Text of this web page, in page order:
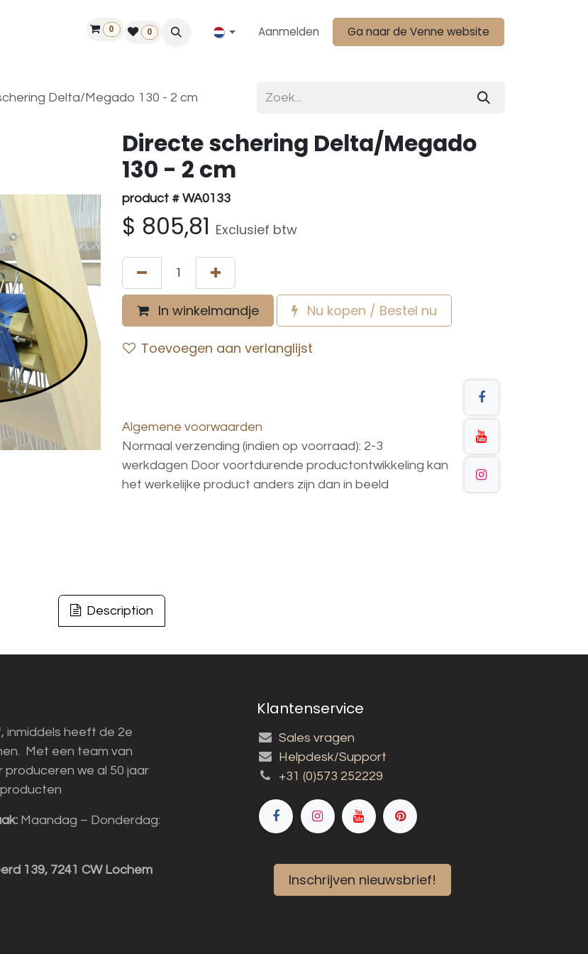
Vind een dealer
0 0 Aanmelden Ga naar de Venne website
Delta/Megado 130 - 2 cm
Directe schering Delta/Megado
130 - 2 cm
product # WA0133
$ 805,81 Exclusief btw
In winkelmandje Nu kopen / Bestel nu
Toevoegen aan verlanglijst
Algemene voorwaarden
Normaal verzending (indien op voorraad): 2-3
werkdagen Door voortdurende productontwikkeling kan
het werkelijke product anders zijn dan in beeld
Description
inmiddels heeft de 2e
Met een team van
we al 50 jaar
Maandag – Donderdag:
139, 7241 CW Lochem
Klantenservice
Sales vragen
Helpdesk/Support
+31 (0)573 252229
Inschrijven nieuwsbrief!